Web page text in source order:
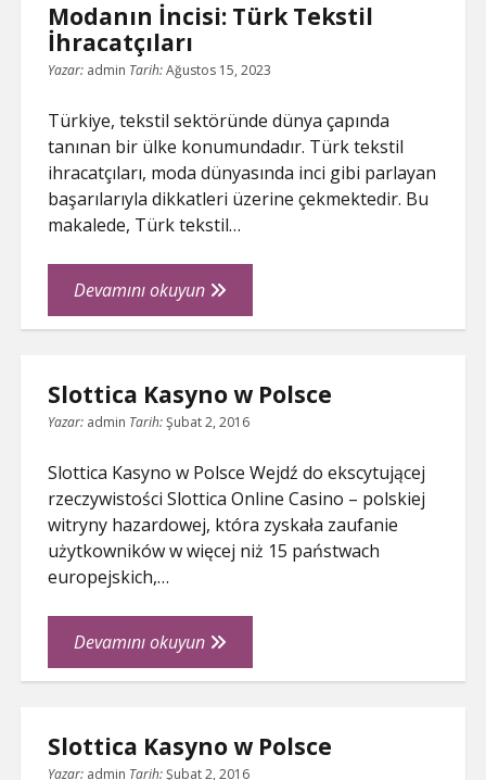
Modanın İncisi: Türk Tekstil
İhracatçıları
Yazar: admin Tarih:Ağustos 15, 2023
Türkiye, tekstil sektöründe dünya çapında
tanınan bir ülke konumundadır. Türk tekstil
ihracatçıları, moda dünyasında inci gibi parlayan
başarılarıyla dikkatleri üzerine çekmektedir. Bu
makalede, Türk tekstil…
Devamını okuyunModanın
İncisi:
İhracatçıları
Slottica Kasyno w Polsce
Yazar: admin Tarih:Şubat 2, 2016
Slottica Kasyno w Polsce Wejdź do ekscytującej
rzeczywistości Slottica Online Casino – polskiej
witryny hazardowej, która zyskała zaufanie
użytkowników w więcej niż 15 państwach
europejskich,…
Devamını okuyunSlottica
Kasyno
Slottica Kasyno w Polsce
Yazar: admin Tarih:Şubat 2, 2016